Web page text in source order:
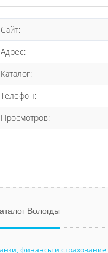
Сайт:
Адрес:
Каталог:
Телефон:
Просмотров:
Вологды
анки, финансы и страхование